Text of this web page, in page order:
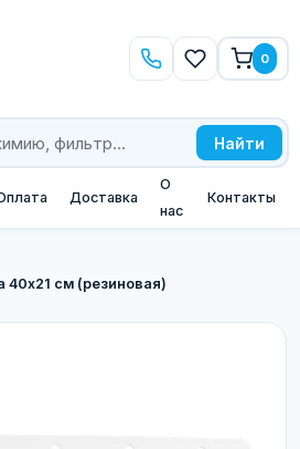
Найти
0
Доставка
О
нас
Контакты
40х21 см (резиновая)